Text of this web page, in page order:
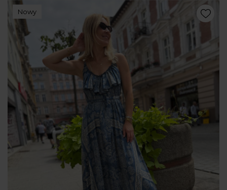
Nowy